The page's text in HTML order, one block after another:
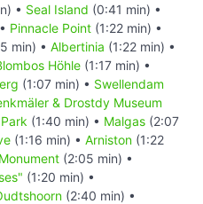
• Seal Island (0:41 min) •
Pinnacle Point (1:22 min) •
min) • Albertinia (1:22 min) •
Höhle (1:17 min) •
(1:07 min) • Swellendam
& Drostdy Museum
(1:40 min) • Malgas (2:07
(1:16 min) • Arniston (1:22
(2:05 min) •
(1:20 min) •
(2:40 min) •